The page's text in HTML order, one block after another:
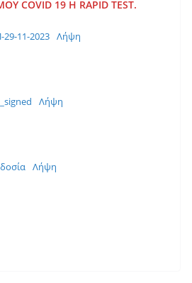
COVID 19 H RAPID TEST.
11-2023 Λήψη
Λήψη
Λήψη